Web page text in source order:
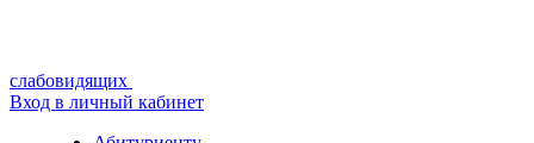
слабовидящих
Вход в личный кабинет